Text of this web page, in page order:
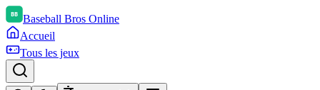
Baseball Bros Online
Accueil
Tous les jeux